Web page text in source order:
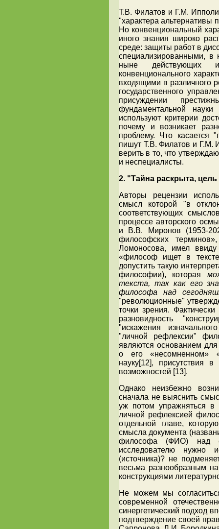
Т.В. Филатов и Г.М.
"характера альтернативы
Но конвенциональный
иного знания широко
среде: защиты работ в
специализированными, в
ныне действующих
конвенционального
входящими в различного
государственного
присуждении
фундаментальной
используют критерии
почему и возникает
проблему. Что касается
пишут Т.В. Филатов и Г.М.
верить в то, что
и неспециалисты.
2. "Тайна раскрыта,
Авторы рецензии
смысл которой "в
соответствующих
процессе авторского
и В.В. Миронов (1953-
философских
Ломоносова, имел
«философ ищет в
допустить такую
философии), которая
текста, так как его
философа над
"революционные"
точки зрения.
разновидность
"искажения
"личной рефлексии"
являются основанием
о его «несомненном»
науку[12], присутствия
возможностей [13].
Однако неизбежно
сначала не выяснить
уж потом упражняться
личной рефлексией
отдельной главе,
смысла документа
философа (ФИО) над
исследователю нужно
(источника)? не
весьма разнообразным
конструкциями
Не можем мы
современной
синергетический подход
подтверждение своей